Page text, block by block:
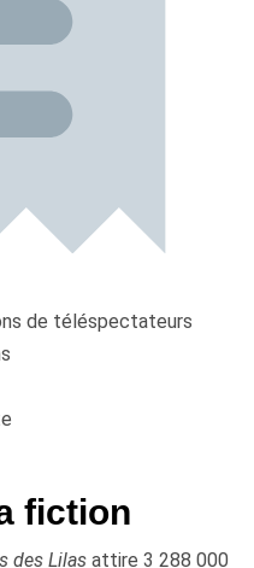
de téléspectateurs
fiction
des Lilasattire 3 288 000